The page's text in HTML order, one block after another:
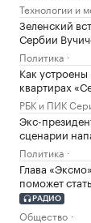
Технологии и
Зеленский
Сербии
Политика
Как
квартирах
РБК и ПИК
Экс-
сценарии
Политика
Глава
поможет
РАДИО
Общество